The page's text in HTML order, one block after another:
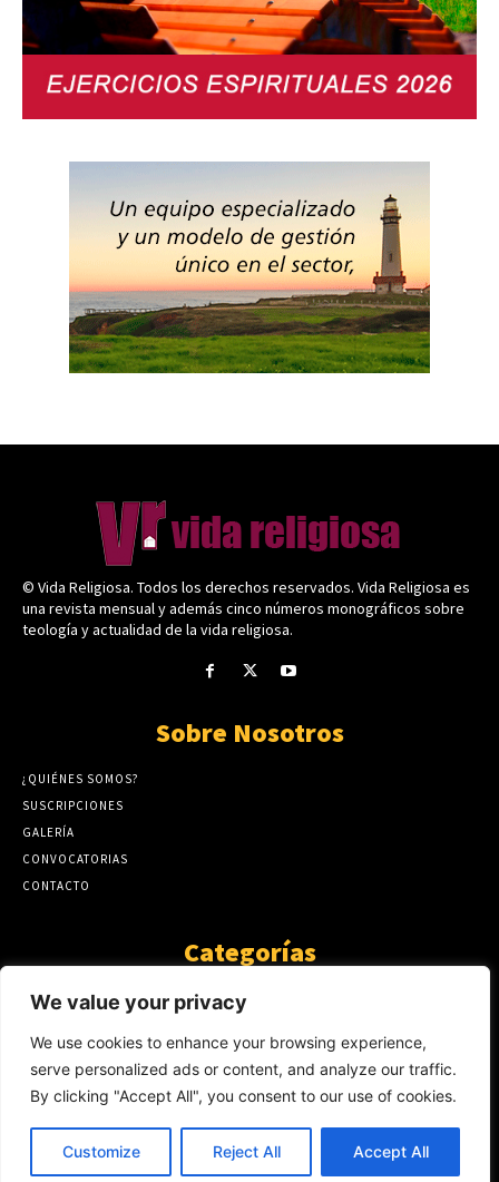
We value your privacy
We use cookies to enhance your browsing experience,
serve personalized ads or content, and analyze our traffic.
By clicking "Accept All", you consent to our use of cookies.
Customize Reject All Accept All
© Vida Religiosa. Todos los derechos reservados. Vida Religiosa es
una revista mensual y además cinco números monográficos sobre
teología y actualidad de la vida religiosa.
Sobre Nosotros
¿QUIÉNES SOMOS?
SUSCRIPCIONES
GALERÍA
CONVOCATORIAS
CONTACTO
Categorías
ARTÍCULOS
GUANTE DE SEDA
AL CALOR DE LA PALABRA
Y YO QUE SÉ
423
NOTICIAS
234
SIN CATEGORÍA
174